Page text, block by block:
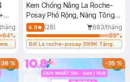
64%
Kem Chống Nắng La Roche-
Posay Phổ Rộng, Nâng Tông
Kiềm Dầu 50ml
4.9 (28)
683/tháng
89%
Bill La roche-posay 399K Tặng
(SL có hạn)
36% -35%